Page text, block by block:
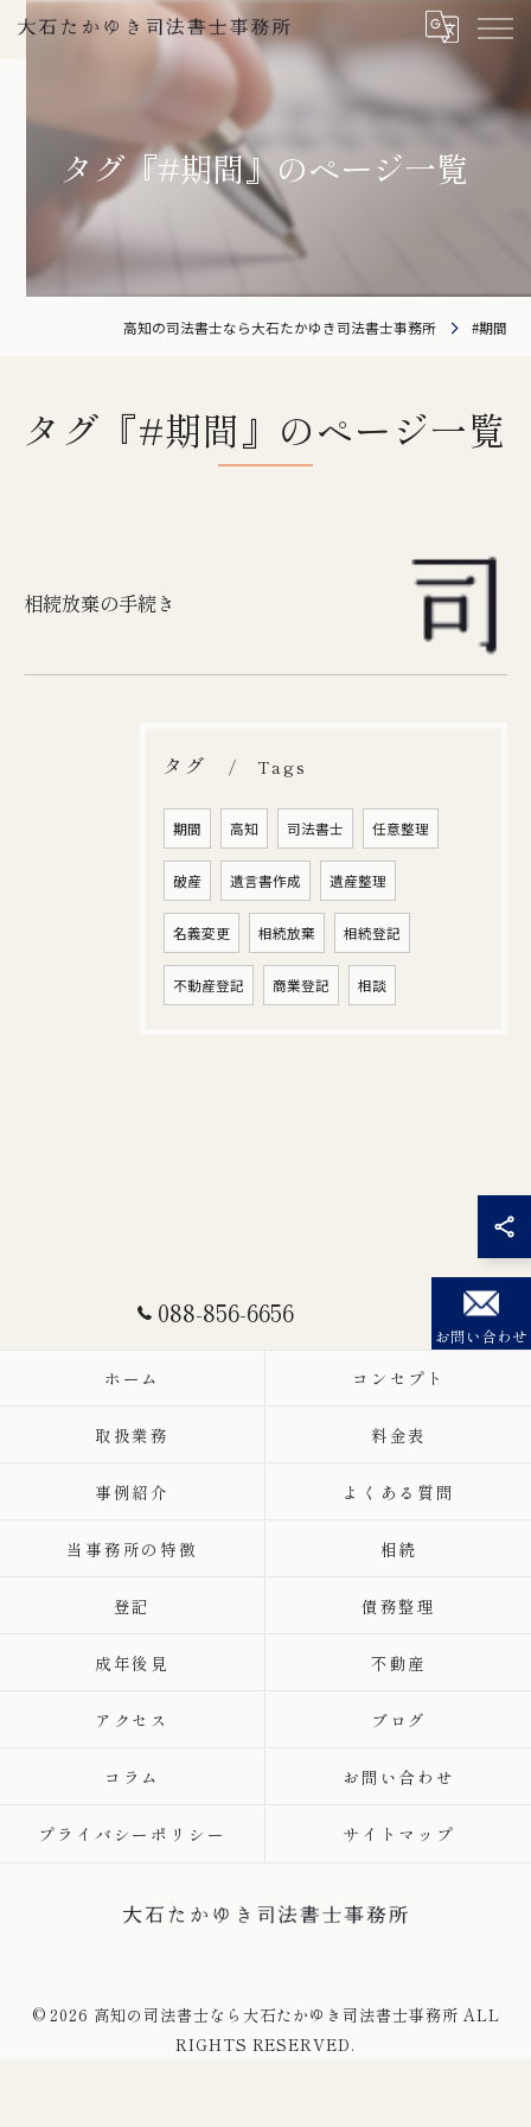
タグ『#期間』のページ一覧
高知の司法書士なら大石たかゆき司法書士事務所 #期間
タグ『#期間』のページ一覧
相続放棄の手続き
タグ Tags
期間 高知 司法書士 任意整理
破産 遺言書作成 遺産整理
名義変更 相続放棄 相続登記
不動産登記 商業登記 相談
088-856-6656
お問い合わせ
ホーム コンセプト
取扱業務 料金表
事例紹介 よくある質問
当事務所の特徴 相続
登記 債務整理
成年後見 不動産
アクセス ブログ
コラム お問い合わせ
プライバシーポリシー サイトマップ
© 2026 高知の司法書士なら大石たかゆき司法書士事務所 ALL
RIGHTS RESERVED.